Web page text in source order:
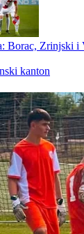
–
pitanja:
termin